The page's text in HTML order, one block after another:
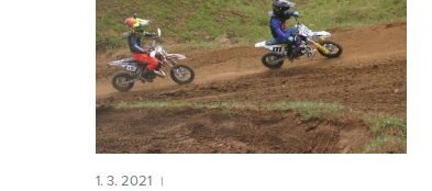
1. 3. 2021 |